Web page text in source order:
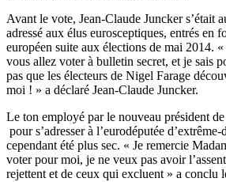
Avant le vote, Jean-Claude Juncker s’était
adressé aux élus eurosceptiques, entrés en
européen suite aux élections de mai 2014.
vous allez voter à bulletin secret, et je sais
pas que les électeurs de Nigel Farage
moi ! » a déclaré Jean-Claude Juncker.
Le ton employé par le nouveau président
pour s’adresser à l’eurodéputée
cependant été plus sec. « Je remercie
voter pour moi, je ne veux pas avoir
rejettent et de ceux qui excluent » a conclu